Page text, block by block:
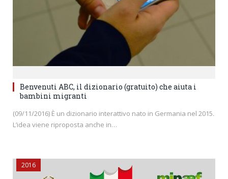
Benvenuti ABC, il dizionario (gratuito) che aiuta i
bambini migranti
(09/11/2016) È un dizionario interattivo nato in Germania nel 2015.
L’idea viene riproposta anche in…
2016